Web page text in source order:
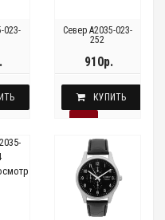
023-
Север A2035-023-
252
910р.
КУПИТЬ